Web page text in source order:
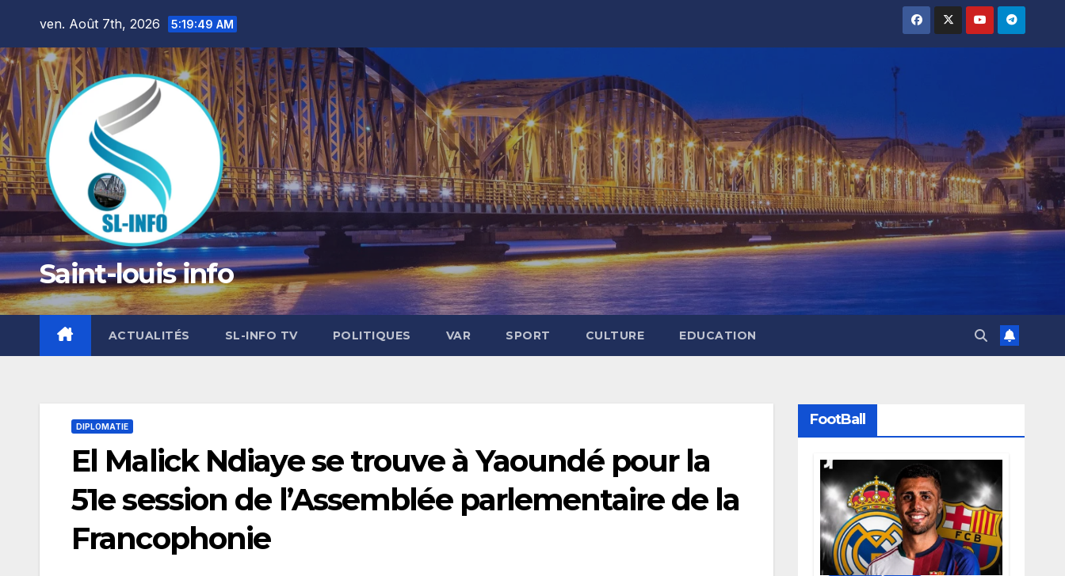
content
ven. Août 7th, 2026 5:19:50 AM
Saint-louis info
ACTUALITÉS SL-INFO TV POLITIQUES VAR SPORT CULTURE EDUCATION
DIPLOMATIE
El Malick Ndiaye se trouve à Yaoundé pour la
51e session de l’Assemblée parlementaire de la
Francophonie
FootBall